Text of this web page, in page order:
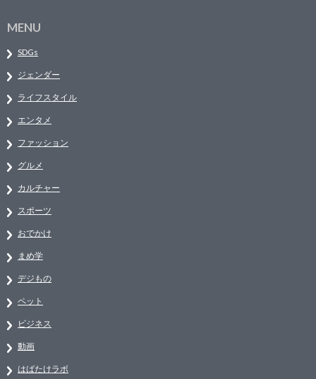
MENU
SDGs
ジェンダー
ライフスタイル
エンタメ
ファッション
グルメ
カルチャー
スポーツ
おでかけ
まめ学
デジもの
ペット
ビジネス
動画
はばたけラボ